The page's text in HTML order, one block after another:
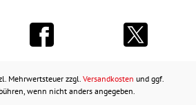
Mehrwertsteuer zzgl. Versandkosten und ggf.
wenn nicht anders angegeben.